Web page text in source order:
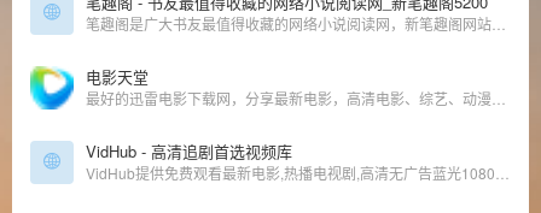
电影天堂
VidHub - 高清追剧首选视频库